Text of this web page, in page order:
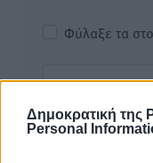
Δημοκρατική της
Personal
Φύλαξε τα